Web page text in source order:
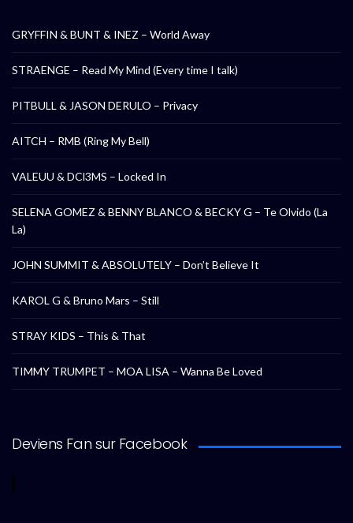
GRYFFIN & BUNT & INEZ – World Away
STRAENGE – Read My Mind (Every time I talk)
PITBULL & JASON DERULO – Privacy
AITCH – RMB (Ring My Bell)
VALEUU & DCl3MS – Locked In
SELENA GOMEZ & BENNY BLANCO & BECKY G – Te Olvido (La
La)
JOHN SUMMIT & ABSOLUTELY – Don’t Believe It
KAROL G & Bruno Mars – Still
STRAY KIDS – This & That
TIMMY TRUMPET – MOA LISA – Wanna Be Loved
Deviens Fan sur Facebook